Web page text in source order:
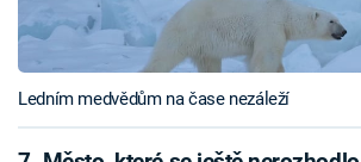
Ledním medvědům na čase nezáleží